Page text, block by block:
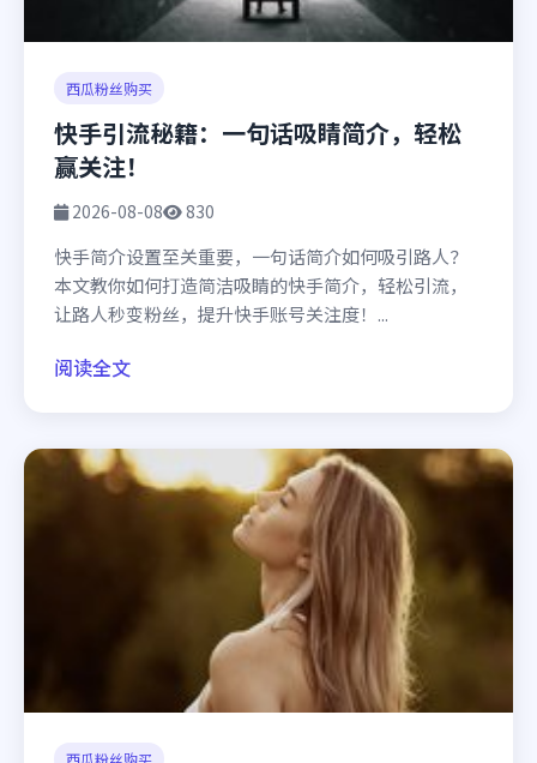
西瓜粉丝购买
快手引流秘籍：一句话吸睛简介，轻松
赢关注！
2026-08-08 830
快手简介设置至关重要，一句话简介如何吸引路人？
本文教你如何打造简洁吸睛的快手简介，轻松引流，
让路人秒变粉丝，提升快手账号关注度！...
阅读全文
西瓜粉丝购买